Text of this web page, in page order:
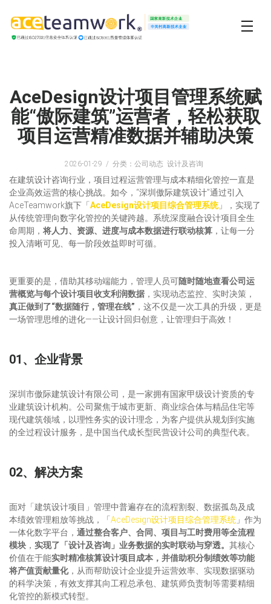
AceDesign设计项目管理系统赋
能“傲际建筑”运营者，轻松获取
项目运营精准数据并辅助决策
2026-01-29 分类：公司动态 设计及咨询
在建筑设计咨询行业，项目过程运营管理与成本精细化管控一直是
企业高效运营的核心挑战。如今，“深圳傲际建筑设计”通过引入
AceTeamwork旗下「 AceDesign设计项目综合管理系统」，实现了
从传统管理向数字化管控的关键跨越。系统深度融合设计项目全生
命周期， 将人力、资源、进度与成本数据进行联动核算 ，让每一分
投入清晰可见、每一阶段效益即时可循。
更重要的是，借助其移动端能力，管理人员可随时随地查看公司运
营概览与每个设计项目收支利润数据 ，实现动态监控、实时决策，
真正做到了“数据随行，管理在线” ，这不仅是一次工具的升级，更是
一场管理思维的进化——让设计回归创意，让管理归于高效！
01、企业背景
深圳市傲际建筑设计有限公司，是一家拥有国家甲级设计资质的专
业建筑设计机构。公司聚焦于城市更新、商业综合体与精品住宅等
现代建筑领域，以理性务实的设计理念，为客户提供从规划到实施
的全过程设计服务，是中国当代成长型民营设计公司的典型代表。
02、解决方案
面对「建筑设计项目」管理中普遍存在的流程割裂、数据孤岛及成
本绩效管理粗放等挑战，「 AceDesign设计项目综合管理系统 」作为
一体化数字平台， 通过整合客户、合同、项目与工时费用等全流程
模块 ， 实现了「设计及咨询」业务数据的实时联动与穿透。 其核心
价值在于能实时精准核算设计项目成本，并借助积分制绩效等功能
将产值贡献量化，从而帮助设计企业提升运营效率、实现数据驱动
的科学决策，有效支撑其向工程总承包、建筑师负责制等需要精细
化管控的新模式转型。